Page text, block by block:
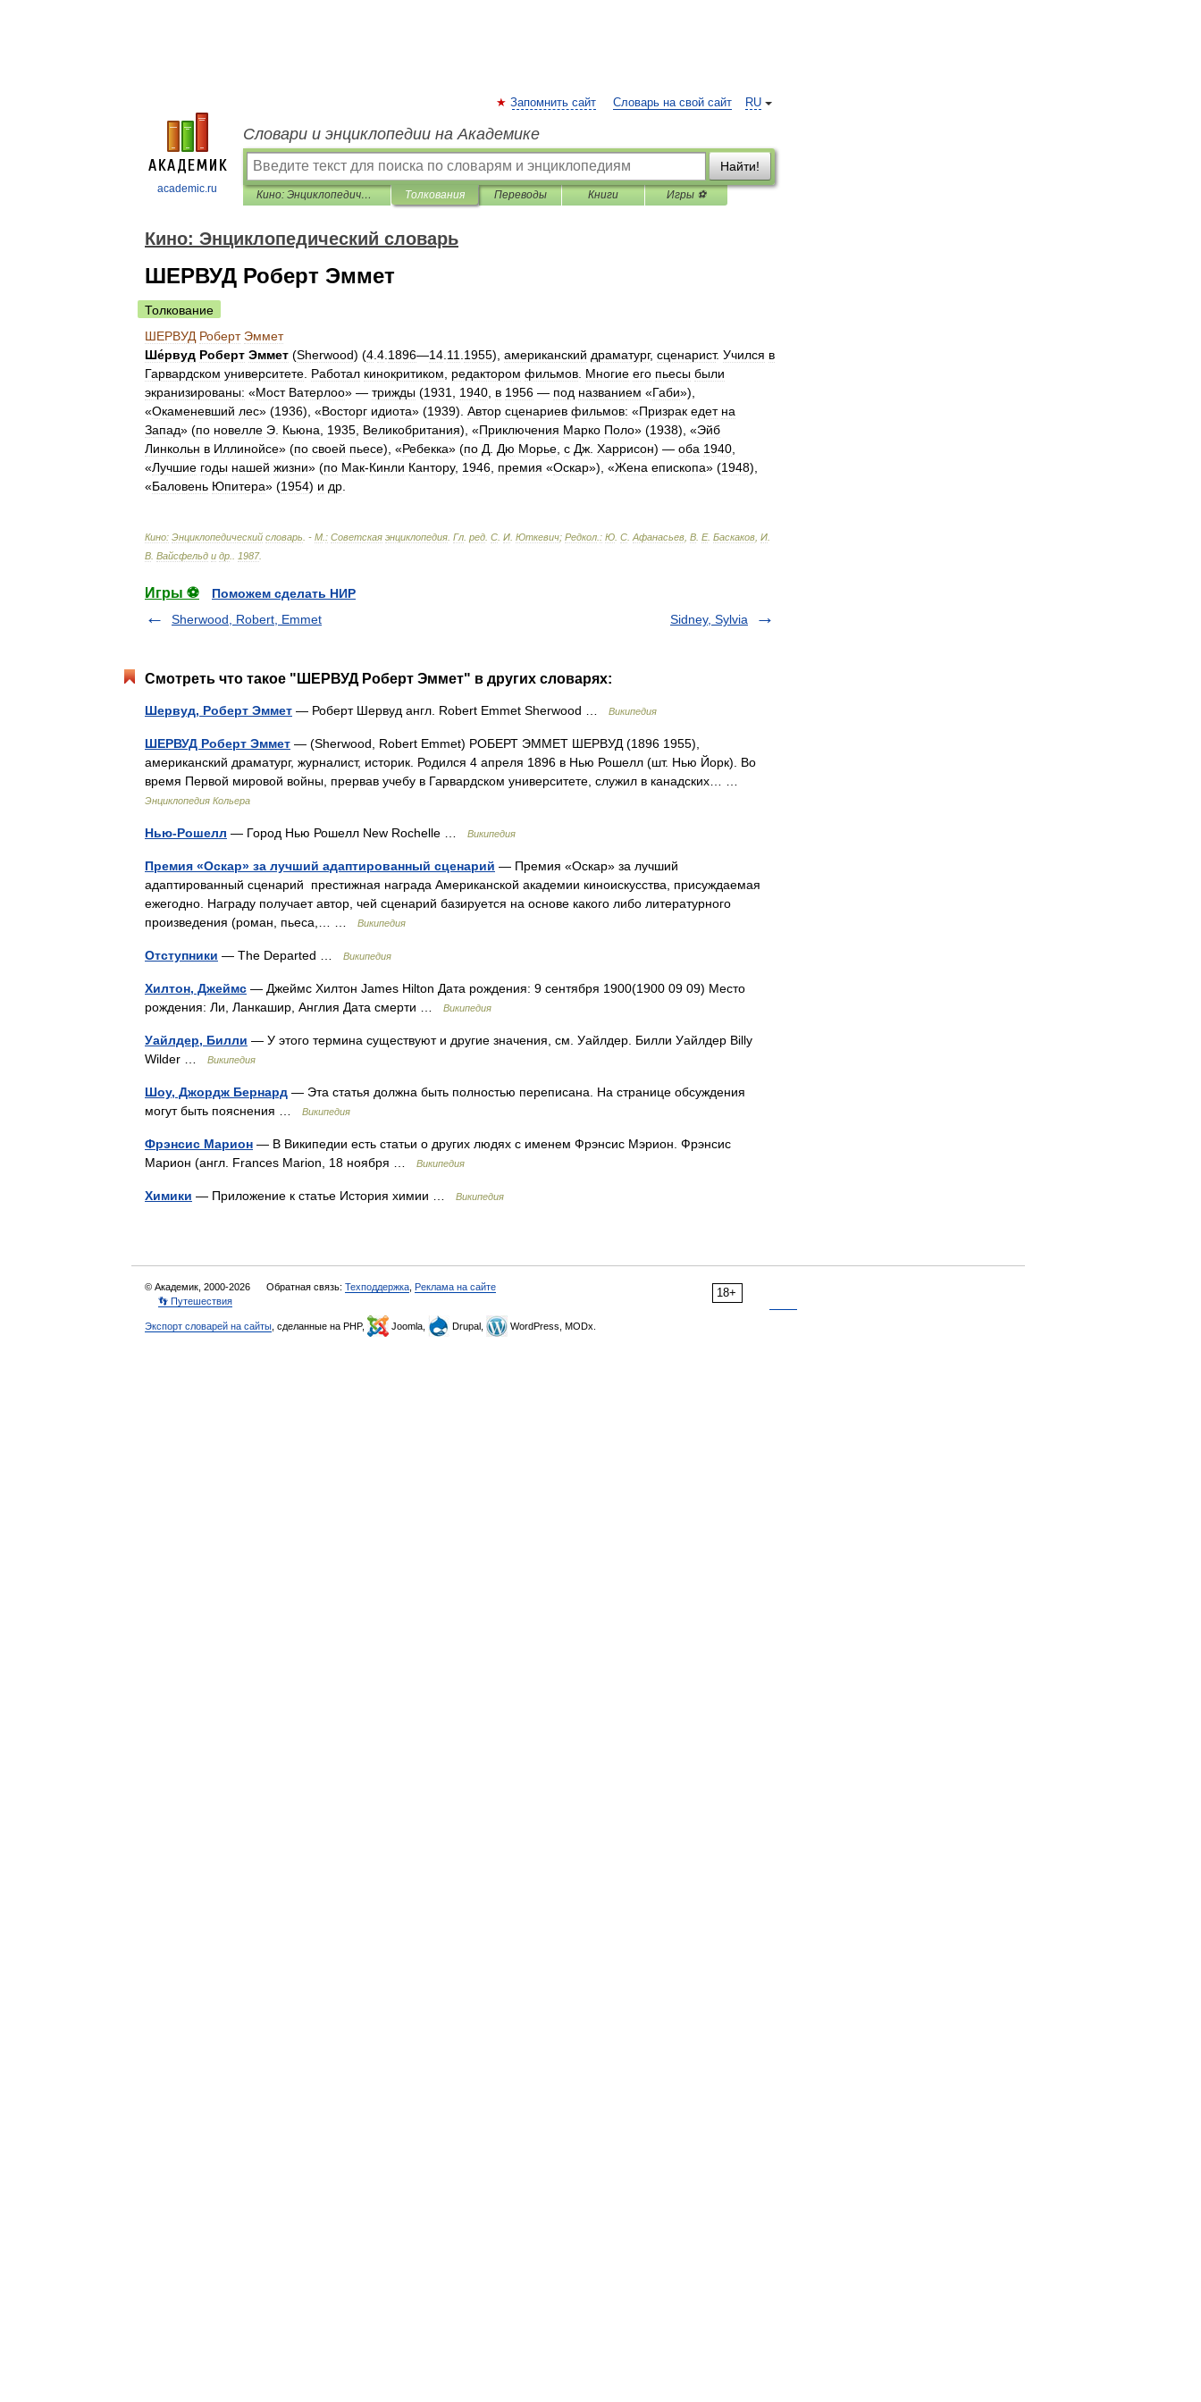
academic.ru
RU
Запомнить сайт Словарь на свой сайт
Словари и энциклопедии на Академике
Найти!
Кино: Энциклопедический словарь Толкования Переводы Книги Игры ⚽
Кино: Энциклопедический словарь
ШЕРВУД Роберт Эммет
Толкование
ШЕРВУД Роберт Эммет
Ше́рвуд Роберт Эммет (Sherwood) (4 4 1896—14 11 1955), американский драматург, сценарист. Учился в
Гарвардском университете Работал кинокритиком редактором фильмов Многие его пьесы были
экранизированы: «Мост Ватерлоо» — трижды (1931 1940 в 1956 — под названием «Габи»),
«Окаменевший лес» (1936), «Восторг идиота» (1939). Автор сценариев фильмов: «Призрак едет на
Запад» (по новелле Э Кьюна 1935 Великобритания), «Приключения Марко Поло» (1938), «Эйб
Линкольн в Иллинойсе» (по своей пьесе), «Ребекка» (по Д Дю Морье с Дж Харрисон) — оба 1940
«Лучшие годы нашей жизни» (по Мак-Кинли Кантору, 1946 премия «Оскар»), «Жена епископа» (1948),
«Баловень Юпитера» (1954) и др
Кино: Энциклопедический словарь . - М : Советская энциклопедия Гл ред С И Юткевич; Редкол : Ю С Афанасьев В Е. Баскаков И
В Вайсфельд и др 1987.
Игры ⚽
Поможем сделать НИР
Sherwood, Robert, Emmet
Sidney, Sylvia
Смотреть что такое "ШЕРВУД Роберт Эммет" в других словарях:
Шервуд, Роберт Эммет — Роберт Шервуд англ. Robert Emmet Sherwood … Википедия
ШЕРВУД Роберт Эммет — (Sherwood, Robert Emmet) РОБЕРТ ЭММЕТ ШЕРВУД (1896 1955),
американский драматург, журналист, историк. Родился 4 апреля 1896 в Нью Рошелл (шт. Нью Йорк). Во
время Первой мировой войны, прервав учебу в Гарвардском университете, служил в канадских… …
Энциклопедия Кольера
Нью-Рошелл — Город Нью Рошелл New Rochelle … Википедия
Премия «Оскар» за лучший адаптированный сценарий — Премия «Оскар» за лучший
адаптированный сценарий престижная награда Американской академии киноискусства, присуждаемая
ежегодно. Награду получает автор, чей сценарий базируется на основе какого либо литературного
произведения (роман, пьеса,… …
Википедия
Отступники — The Departed … Википедия
Хилтон, Джеймс — Джеймс Хилтон James Hilton Дата рождения: 9 сентября 1900(1900 09 09) Место
рождения: Ли, Ланкашир, Англия Дата смерти …
Википедия
Уайлдер, Билли — У этого термина существуют и другие значения, см. Уайлдер. Билли Уайлдер Billy
Wilder …
Википедия
Шоу, Джордж Бернард — Эта статья должна быть полностью переписана. На странице обсуждения
могут быть пояснения …
Википедия
Фрэнсис Марион — В Википедии есть статьи о других людях с именем Фрэнсис Мэрион. Фрэнсис
Марион (англ. Frances Marion, 18 ноября …
Википедия
Химики — Приложение к статье История химии … Википедия
18+
© Академик, 2000-2026 Обратная связь: Техподдержка Реклама на сайте
👣 Путешествия
Экспорт словарей на сайты , сделанные на PHP, Joomla, Drupal, WordPress, MODx.